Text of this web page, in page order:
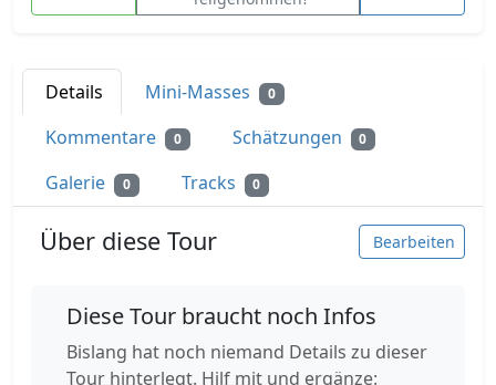
Details Mini-Masses 0
Kommentare 0 Schätzungen 0
Galerie 0 Tracks 0
Über diese Tour Bearbeiten
Diese Tour braucht noch Infos
Bislang hat noch niemand Details zu dieser
Tour hinterlegt. Hilf mit und ergänze: